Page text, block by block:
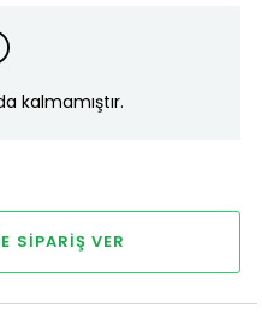
kalmamıştır.
SIPARIŞ VER